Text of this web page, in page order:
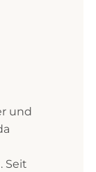
und
Seit